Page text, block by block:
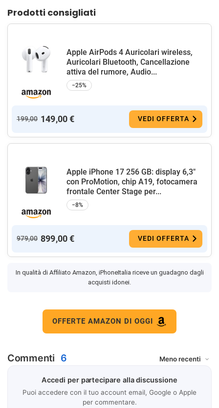
Prodotti consigliati
Apple AirPods 4 Auricolari wireless,
Auricolari Bluetooth, Cancellazione
attiva del rumore, Audio...
−25%
199,00 149,00 € VEDI OFFERTA
Apple iPhone 17 256 GB: display 6,3"
con ProMotion, chip A19, fotocamera
frontale Center Stage per...
−8%
979,00 899,00 € VEDI OFFERTA
In qualità di Affiliato Amazon, iPhoneItalia riceve un guadagno dagli
acquisti idonei.
OFFERTE AMAZON DI OGGI
Commenti 6
Accedi per partecipare alla discussione
Puoi accedere con il tuo account email, Google o Apple
per commentare.